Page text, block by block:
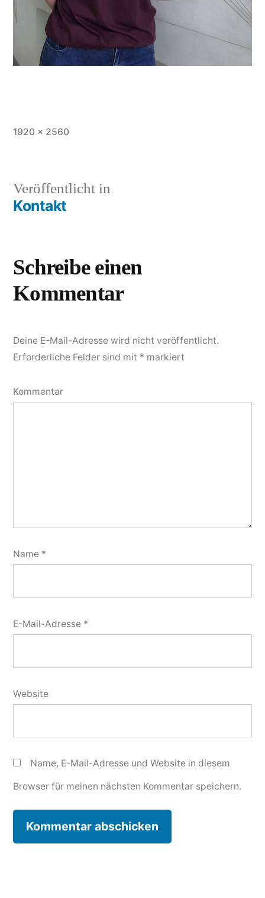
Vollständige
1920 × 2560
Beitragsnavigation
Veröffentlicht in
Kontakt
Schreibe einen
Kommentar
Deine E-Mail-Adresse wird nicht veröffentlicht.
Erforderliche Felder sind mit * markiert
Kommentar
Name *
E-Mail-Adresse *
Website
Name, E-Mail-Adresse und Website in diesem
Browser für meinen nächsten Kommentar speichern.